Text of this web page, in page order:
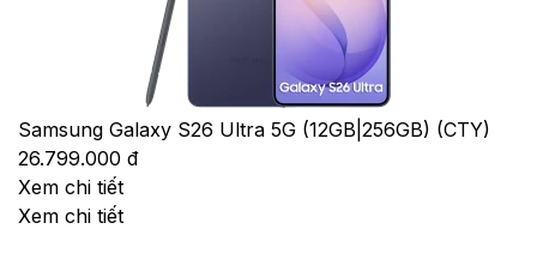
Samsung Galaxy S26 Ultra 5G (12GB|256GB) (CTY)
26.799.000 đ
Xem chi tiết
Xem chi tiết